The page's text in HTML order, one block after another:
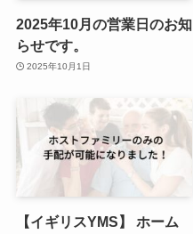
2025年10月の営業日のお知
らせです。
2025年10月1日
【イギリスYMS】 ホーム